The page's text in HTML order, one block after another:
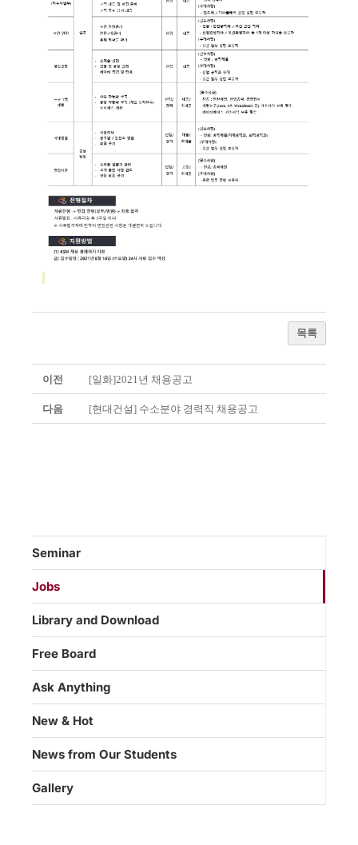
목록
이전 [일화]2021년 채용공고
다음 [현대건설] 수소분야 경력직 채용공고
Seminar
Jobs
Library and Download
Free Board
Ask Anything
New & Hot
News from Our Students
Gallery